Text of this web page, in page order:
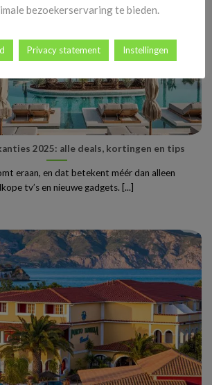
2025: alle deals, kortingen en tips
eraan, en dat betekent méér dan alleen
tv’s en nieuwe gadgets. [...]
bezoekerservaring te bieden.
Privacy statement Instellingen